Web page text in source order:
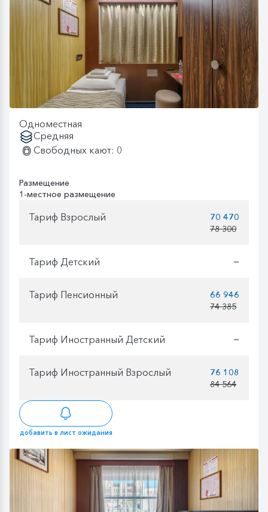
Одноместная
Средняя
Свободных кают: 0
Размещение
1-местное размещение
Тариф Взрослый
70 470
78 300
Тариф Детский —
Тариф Пенсионный
66 946
74 385
Тариф Иностранный Детский —
Тариф Иностранный Взрослый
76 108
84 564
добавить в лист ожидания